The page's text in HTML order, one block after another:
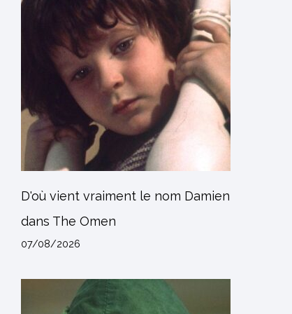
D'où vient vraiment le nom Damien
dans The Omen
07/08/2026